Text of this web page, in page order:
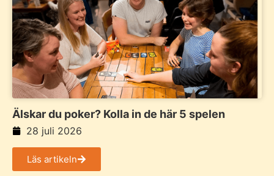
Älskar du poker? Kolla in de här 5 spelen
28 juli 2026
Läs artikeln